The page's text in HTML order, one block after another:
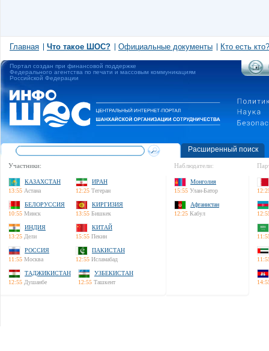
Главная Что такое ШОС? Официальные документы Кто есть кто?
Портал создан при финансовой поддержке
Федерального агентства по печати и массовым коммуникациям
Российской Федерации
Расширенный поиск
Участники:
КАЗАХСТАН
13:55 Астана
ИРАН
12:25 Тегеран
БЕЛОРУССИЯ
10:55 Минск
КИРГИЗИЯ
13:55 Бишкек
ИНДИЯ
13:25 Дели
КИТАЙ
15:55 Пекин
РОССИЯ
11:55 Москва
ПАКИСТАН
12:55 Исламабад
ТАДЖИКИСТАН
12:55 Душанбе
УЗБЕКИСТАН
12:55 Ташкент
Наблюдатели:
Монголия
15:55 Улан-Батор
Афганистан
12:25 Кабул